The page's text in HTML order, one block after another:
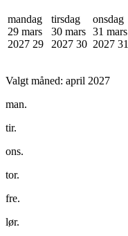
mandag
29 mars
2027 29
tirsdag
30 mars
2027 30
onsdag
31 mars
2027 31
Valgt måned: april 2027
man.
tir.
ons.
tor.
fre.
lør.